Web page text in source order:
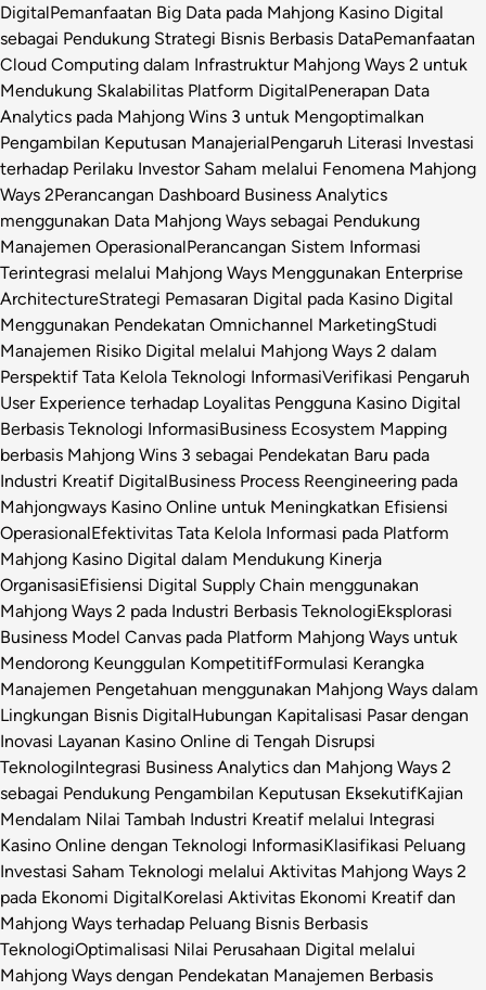
DigitalPemanfaatan Big Data pada Mahjong Kasino Digital
sebagai Pendukung Strategi Bisnis Berbasis DataPemanfaatan
Cloud Computing dalam Infrastruktur Mahjong Ways 2 untuk
Mendukung Skalabilitas Platform DigitalPenerapan Data
Analytics pada Mahjong Wins 3 untuk Mengoptimalkan
Pengambilan Keputusan ManajerialPengaruh Literasi Investasi
terhadap Perilaku Investor Saham melalui Fenomena Mahjong
Ways 2Perancangan Dashboard Business Analytics
menggunakan Data Mahjong Ways sebagai Pendukung
Manajemen OperasionalPerancangan Sistem Informasi
Terintegrasi melalui Mahjong Ways Menggunakan Enterprise
ArchitectureStrategi Pemasaran Digital pada Kasino Digital
Menggunakan Pendekatan Omnichannel MarketingStudi
Manajemen Risiko Digital melalui Mahjong Ways 2 dalam
Perspektif Tata Kelola Teknologi InformasiVerifikasi Pengaruh
User Experience terhadap Loyalitas Pengguna Kasino Digital
Berbasis Teknologi InformasiBusiness Ecosystem Mapping
berbasis Mahjong Wins 3 sebagai Pendekatan Baru pada
Industri Kreatif DigitalBusiness Process Reengineering pada
Mahjongways Kasino Online untuk Meningkatkan Efisiensi
OperasionalEfektivitas Tata Kelola Informasi pada Platform
Mahjong Kasino Digital dalam Mendukung Kinerja
OrganisasiEfisiensi Digital Supply Chain menggunakan
Mahjong Ways 2 pada Industri Berbasis TeknologiEksplorasi
Business Model Canvas pada Platform Mahjong Ways untuk
Mendorong Keunggulan KompetitifFormulasi Kerangka
Manajemen Pengetahuan menggunakan Mahjong Ways dalam
Lingkungan Bisnis DigitalHubungan Kapitalisasi Pasar dengan
Inovasi Layanan Kasino Online di Tengah Disrupsi
TeknologiIntegrasi Business Analytics dan Mahjong Ways 2
sebagai Pendukung Pengambilan Keputusan EksekutifKajian
Mendalam Nilai Tambah Industri Kreatif melalui Integrasi
Kasino Online dengan Teknologi InformasiKlasifikasi Peluang
Investasi Saham Teknologi melalui Aktivitas Mahjong Ways 2
pada Ekonomi DigitalKorelasi Aktivitas Ekonomi Kreatif dan
Mahjong Ways terhadap Peluang Bisnis Berbasis
TeknologiOptimalisasi Nilai Perusahaan Digital melalui
Mahjong Ways dengan Pendekatan Manajemen Berbasis